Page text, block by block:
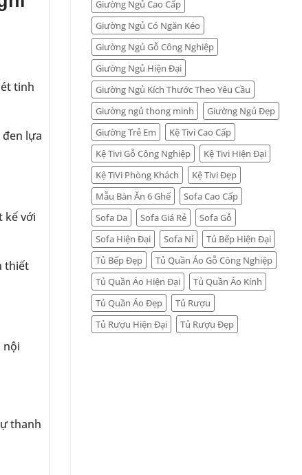
Giường Ngủ Cao Cấp
Giường Ngủ Có Ngăn Kéo
Giường Ngủ Gỗ Công Nghiệp
Giường Ngủ Hiện Đại
Giường Ngủ Kích Thước Theo Yêu Cầu
Giường ngủ thong minh
Giường Ngủ Đẹp
Giường Trẻ Em
Kệ Tivi Cao Cấp
Kệ Tivi Gỗ Công Nghiệp
Kệ Tivi Hiện Đại
Kệ TiVi Phòng Khách
Kệ Tivi Đẹp
Mẫu Bàn Ăn 6 Ghế
Sofa Cao Cấp
Sofa Da
Sofa Giá Rẻ
Sofa Gỗ
Sofa Hiện Đại
Sofa Nỉ
Tủ Bếp Hiện Đại
Tủ Bếp Đẹp
Tủ Quần Áo Gỗ Công Nghiệp
Tủ Quần Áo Hiện Đại
Tủ Quần Áo Kính
Tủ Quần Áo Đẹp
Tủ Rượu
Tủ Rượu Hiện Đại
Tủ Rượu Đẹp
tinh
lựa
kế với
thiết
nội
thanh